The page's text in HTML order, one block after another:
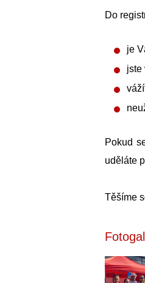
Do
je
jste
Pokud
uděláte
Těšíme